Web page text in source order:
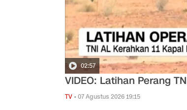
02:57
VIDEO: Latihan Perang
TV •07 Agustus 2026 19:15